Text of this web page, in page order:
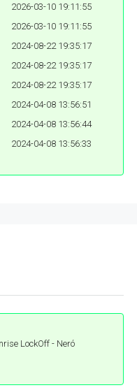
2026-03-10 19:11:55
2026-03-10 19:11:55
2024-08-22 19:35:17
2024-08-22 19:35:17
2024-08-22 19:35:17
2024-04-08 13:56:51
2024-04-08 13:56:44
2024-04-08 13:56:33
LockOff - Neró